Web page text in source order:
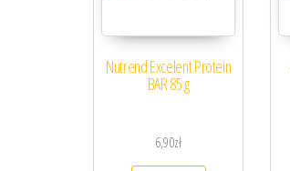
Nutrend Excelent Protein
BAR 85 g
6,90zł